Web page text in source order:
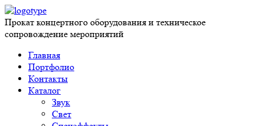
Прокат концертного оборудования и техническое
сопровождение мероприятий
Главная
Портфолио
Контакты
Каталог
Звук
Свет